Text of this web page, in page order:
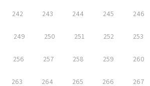
242 243 244 245 246
249 250 251 252 253
256 257 258 259 260
263 264 265 266 267